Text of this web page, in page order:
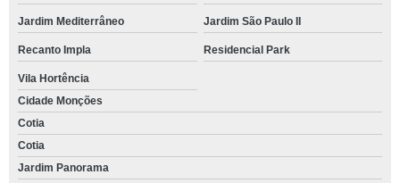
Jardim Mediterrâneo Jardim São Paulo II
Recanto Impla Residencial Park
Vila Hortência
Cidade Monções
Cotia
Cotia
Jardim Panorama